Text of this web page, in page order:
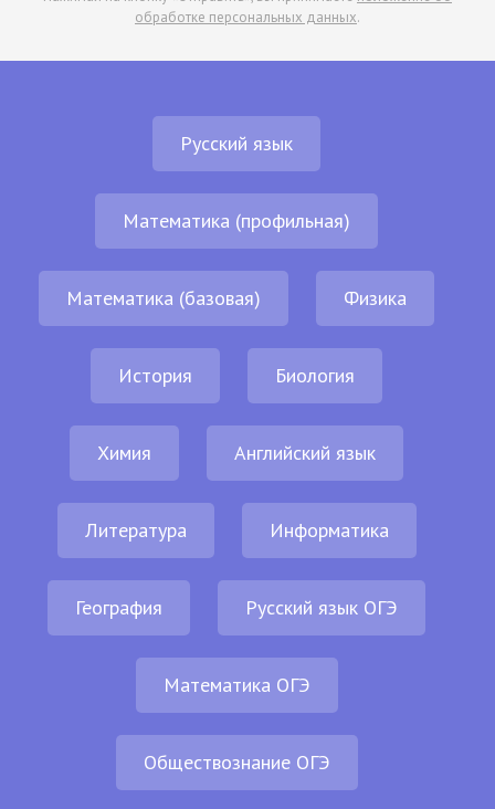
обработке персональных данных.
Русский язык
Математика (профильная)
Математика (базовая) Физика
История Биология
Химия Английский язык
Литература Информатика
География Русский язык ОГЭ
Математика ОГЭ
Обществознание ОГЭ